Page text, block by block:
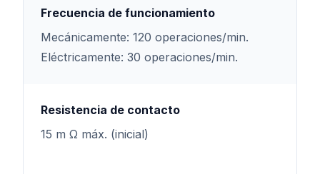
Frecuencia de funcionamiento
Mecánicamente: 120 operaciones/min.
Eléctricamente: 30 operaciones/min.
Resistencia de contacto
15 m Ω máx. (inicial)